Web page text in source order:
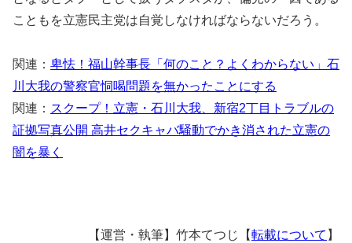
こともを立憲民主党は自覚しなければならないだろう。
関連： 卑怯！福山幹事長「何のこと？よくわからない」石
川大我の警察官恫喝問題を無かったことにする
関連： スクープ！立憲・石川大我、新宿2丁目トラブルの
証拠写真公開 高井セクキャバ騒動でかき消された立憲の
闇を暴く
【運営・執筆】竹本てつじ【転載について 】